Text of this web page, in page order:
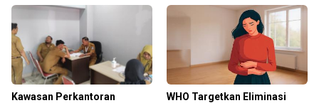
Kawasan Perkantoran
WHO Targetkan Eliminasi